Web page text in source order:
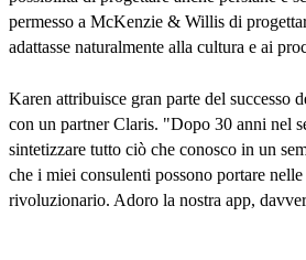
permesso a McKenzie & Willis di
adattasse naturalmente alla cultura e ai
Karen attribuisce gran parte del successo
con un partner Claris. "Dopo 30 anni nel
sintetizzare tutto ciò che conosco in un
che i miei consulenti possono portare
rivoluzionario. Adoro la nostra app,